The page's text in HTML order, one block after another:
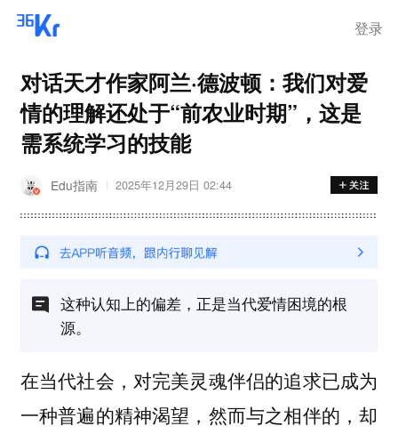
登录
对话天才作家阿兰·德波顿：我们对爱
情的理解还处于“前农业时期”，这是
需系统学习的技能
Edu指南 2025年12月29日 02:44
这种认知上的偏差，正是当代爱情困境的根
源。
在当代社会，对完美灵魂伴侣的追求已成为
一种普遍的精神渴望，然而与之相伴的，却